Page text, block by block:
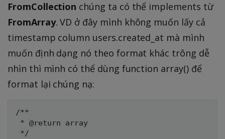
FromCollection chúng ta có thể implements từ
FromArray. VD ở đây mình không muốn lấy cả
timestamp column users.created_at mà mình
muốn định dạng nó theo format khác trông dễ
nhìn thì mình có thể dùng function array() để
format lại chúng nạ:
/**
* @return array
*/